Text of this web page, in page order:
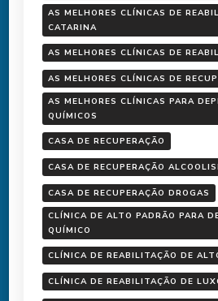
AS MELHORES CLÍNICAS DE
CATARINA
AS MELHORES CLÍNICAS DE
AS MELHORES CLÍNICAS DE
AS MELHORES CLÍNICAS PARA
QUÍMICOS
CASA DE RECUPERAÇÃO
CASA DE RECUPERAÇÃO
CASA DE RECUPERAÇÃO DROGAS
CLÍNICA DE ALTO PADRÃO PARA
QUÍMICO
CLÍNICA DE REABILITAÇÃO DE
CLÍNICA DE REABILITAÇÃO DE